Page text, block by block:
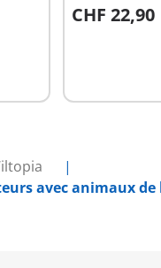
avec animaux de
CHF 22,90
Au panier